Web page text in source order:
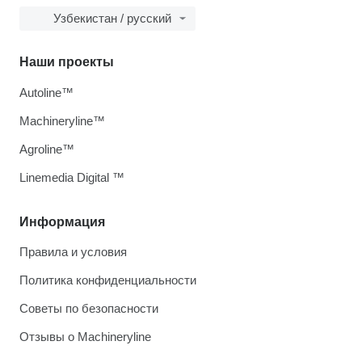
Узбекистан / русский
Информация
Правила и условия
Политика конфиденциальности
Советы по безопасности
Отзывы о Machineryline
Наши проекты
Autoline™
Machineryline™
Agroline™
Linemedia Digital ™